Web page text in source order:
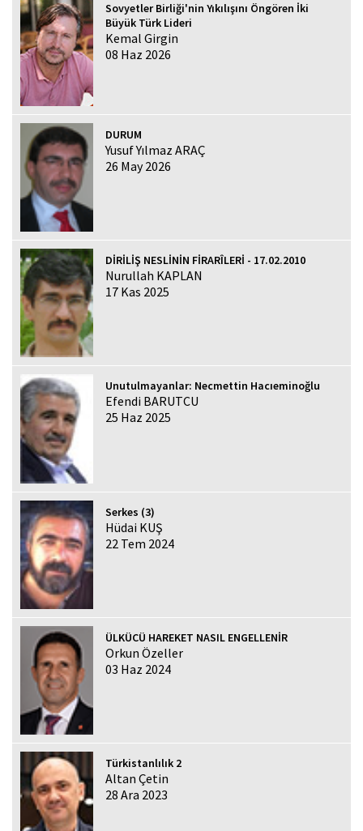
Sovyetler Birliği'nin Yıkılışını Öngören İki
Büyük Türk Lideri
Kemal Girgin
08 Haz 2026
DURUM
Yusuf Yılmaz ARAÇ
26 May 2026
DİRİLİŞ NESLİNİN FİRARÎLERİ - 17.02.2010
Nurullah KAPLAN
17 Kas 2025
Unutulmayanlar: Necmettin Hacıeminoğlu
Efendi BARUTCU
25 Haz 2025
Serkes (3)
Hüdai KUŞ
22 Tem 2024
ÜLKÜCÜ HAREKET NASIL ENGELLENİR
Orkun Özeller
03 Haz 2024
Türkistanlılık 2
Altan Çetin
28 Ara 2023